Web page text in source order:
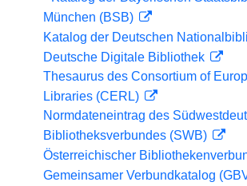
München (BSB)
Katalog der Deutschen
Deutsche Digitale Bibliothek
Thesaurus des Consortium of
Libraries (CERL)
Normdateneintrag des
Bibliotheksverbundes (SWB)
Österreichischer
Gemeinsamer Verbundkatalog